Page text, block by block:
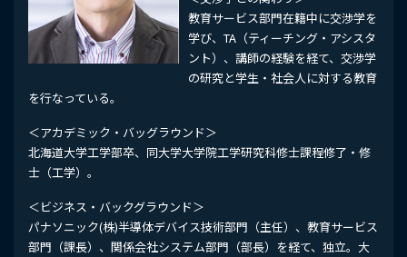
教育サービス部門在籍中に交渉学を
学び、TA（ティーチング・アシスタ
ント）、講師の経験を経て、交渉学
の研究と学生・社会人に対する教育
を行なっている。
＜アカデミック・バッグラウンド＞
北海道大学工学部卒、同大学大学院工学研究科修士課程修了・修
士（工学）。
＜ビジネス・バックグラウンド＞
パナソニック(株)半導体デバイス技術部門（主任）、教育サービス
部門（課長）、関係会社システム部門（部長）を経て、独立。大